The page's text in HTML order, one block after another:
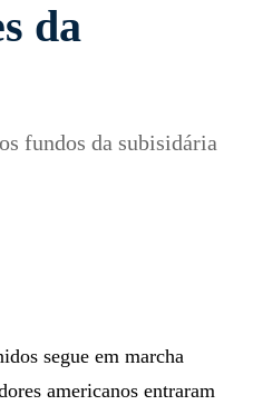
da
fundos da subisidária
segue em marcha
americanos entraram